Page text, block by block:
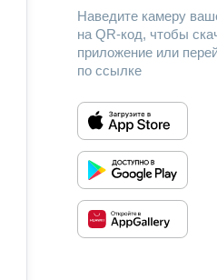
Наведите камеру
на QR-код, чтобы
приложение или
по ссылке